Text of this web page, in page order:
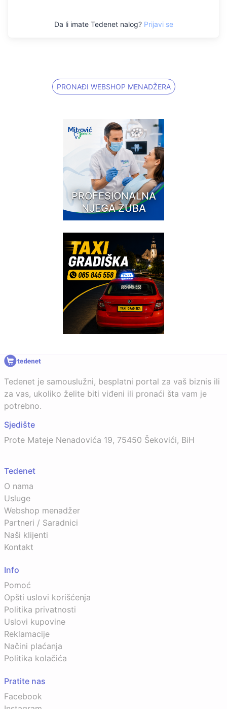
Da li imate Tedenet nalog? Prijavi se
PRONAĐI WEBSHOP MENADŽERA
PROFESIONALNA
NJEGA ZUBA
Tedenet je samouslužni, besplatni portal za vaš biznis ili
za vas, ukoliko želite biti viđeni ili pronaći šta vam je
potrebno.
Sjedište
Prote Mateje Nenadovića 19, 75450 Šekovići, BiH
Tedenet
O nama
Usluge
Webshop menadžer
Partneri / Saradnici
Naši klijenti
Kontakt
Info
Pomoć
Opšti uslovi korišćenja
Politika privatnosti
Uslovi kupovine
Reklamacije
Načini plaćanja
Politika kolačića
Pratite nas
Facebook